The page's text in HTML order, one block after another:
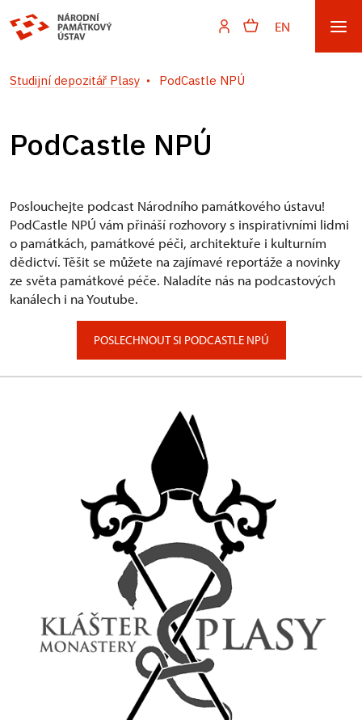
EN
Studijní depozitář Plasy PodCastle NPÚ
PodCastle NPÚ
Poslouchejte podcast Národního památkového ústavu!
PodCastle NPÚ vám přináší rozhovory s inspirativními lidmi
o památkách, památkové péči, architektuře i kulturním
dědictví. Těšit se můžete na zajímavé reportáže a novinky
ze světa památkové péče. Naladíte nás na podcastových
kanálech i na Youtube.
POSLECHNOUT SI PODCASTLE NPÚ